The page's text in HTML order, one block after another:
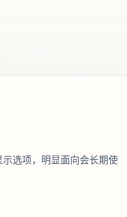
选项，明显面向会长期使